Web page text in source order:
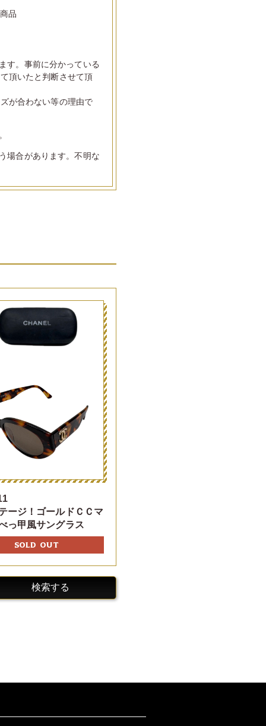
品
す。事前に分かっている
頂いたと判断させて頂
が合わない等の理由で
場合があります。不明な
ージ！ゴールドＣＣマ
っ甲風サングラス
SOLD OUT
検索する